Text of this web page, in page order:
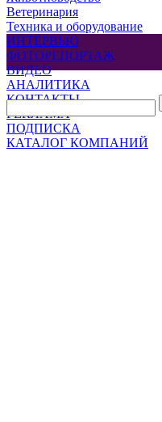
Ветеринария
Техника и оборудование
ИНТЕРВЬЮ
ФОТОРЕПОРТАЖ
ВИДЕО
АНАЛИТИКА
КОНТАКТЫ
РЕКЛАМА
ПОДПИСКА
КАТАЛОГ КОМПАНИЙ